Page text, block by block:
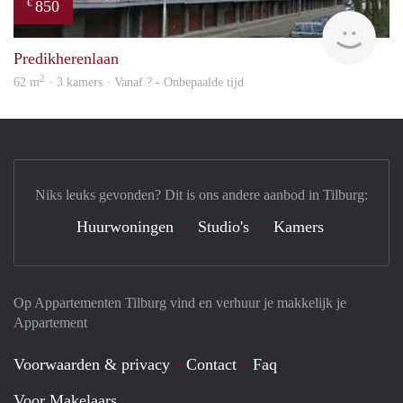
€ 850
Predikherenlaan
62 m2 · 3 kamers · Vanaf ? - Onbepaalde tijd
Op Appartementen Tilburg vind en verhuur je makkelijk je
Appartement
Voorwaarden & privacy Contact
Faq
Niks leuks gevonden? Dit is ons andere aanbod in Tilburg:
Huurwoningen Studio's Kamers